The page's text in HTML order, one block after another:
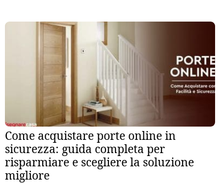
Come acquistare porte online in
sicurezza: guida completa per
risparmiare e scegliere la soluzione
migliore